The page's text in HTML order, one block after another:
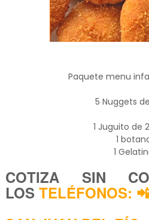
Paquete menu
5 Nuggets
1 Juguito de
1
1
COTIZA SIN
LOS TELÉFONOS: